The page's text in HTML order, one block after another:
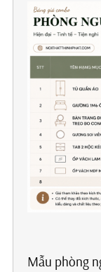
Mẫu phòng